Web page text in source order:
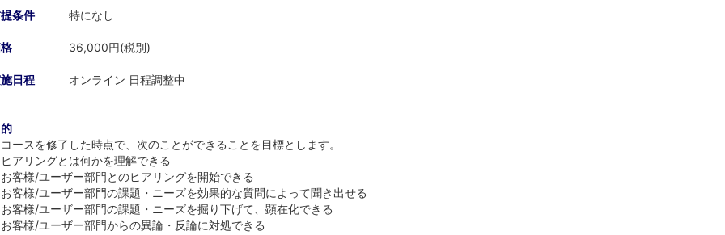
提条件 特になし
格 36,000円(税別)
施日程 オンライン 日程調整中
ースを修了した時点で、次のことができることを目標とします。
ヒアリングとは何かを理解できる
お客様/ユーザー部門とのヒアリングを開始できる
お客様/ユーザー部門の課題・ニーズを効果的な質問によって聞き出せる
お客様/ユーザー部門の課題・ニーズを掘り下げて、顕在化できる
お客様/ユーザー部門からの異論・反論に対処できる